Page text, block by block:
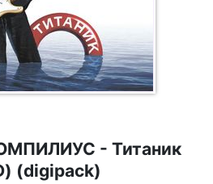
- Титаник
(digipack)